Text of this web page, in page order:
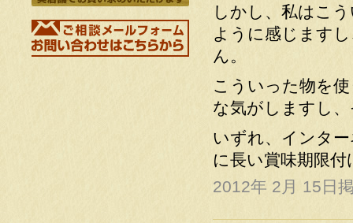
しかし、私はこ
ように感じます
ん。
こういった物を
な気がしますし
いずれ、インタ
に長い賞味期限
2012年 2月 15日